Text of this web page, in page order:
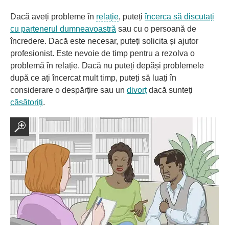
Dacă aveți probleme în relație, putețiîncerca să discutați
cu partenerul dumneavoastră sau cu o persoană de
încredere. Dacă este necesar, puteți solicita și ajutor
profesionist. Este nevoie de timp pentru a rezolva o
problemă în relație. Dacă nu puteți depăși problemele
după ce ați încercat mult timp, puteți să luați în
considerare o despărțire sau un divorțdacă sunteți
căsătoriți.